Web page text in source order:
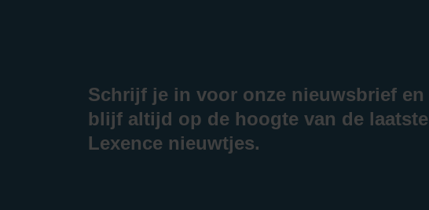
Schrijf je in voor onze nieuwsbrief en
blijf altijd op de hoogte van de laatste
Lexence nieuwtjes.